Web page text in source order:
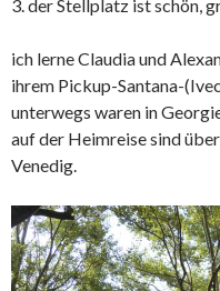
3. der Stellplatz ist schön,
ich lerne Claudia und
ihrem Pickup-Santana-
unterwegs waren in
auf der Heimreise sind
Venedig.